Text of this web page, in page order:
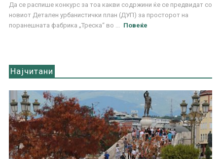
Да се распише конкурс за тоа какви содржини ќе се предвидат со
новиот Детален урбанистички план (ДУП) за просторот на
поранешната фабрика „Треска“ во ...
Повеќе
Најчитани